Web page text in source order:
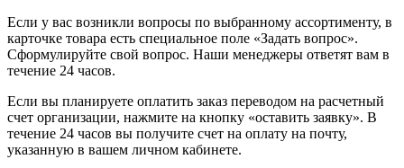
Если у вас возникли вопросы по выбранному ассортименту, в
карточке товара есть специальное поле «Задать вопрос».
Сформулируйте свой вопрос. Наши менеджеры ответят вам в
течение 24 часов.
Если вы планируете оплатить заказ переводом на расчетный
счет организации, нажмите на кнопку «оставить заявку». В
течение 24 часов вы получите счет на оплату на почту,
указанную в вашем личном кабинете.